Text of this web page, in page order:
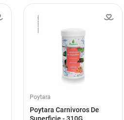
Poytara
Poytara Carnivoros De